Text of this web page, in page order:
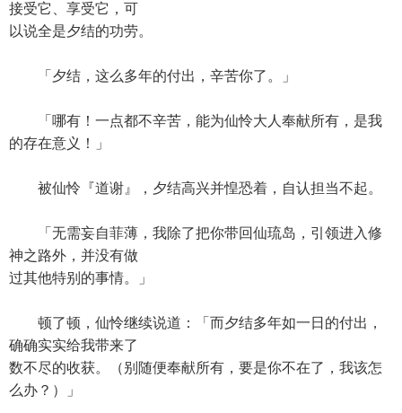
接受它、享受它，可
以说全是夕结的功劳。
「夕结，这么多年的付出，辛苦你了。」
「哪有！一点都不辛苦，能为仙怜大人奉献所有，是我
的存在意义！」
被仙怜『道谢』，夕结高兴并惶恐着，自认担当不起。
「无需妄自菲薄，我除了把你带回仙琉岛，引领进入修
神之路外，并没有做
过其他特别的事情。」
顿了顿，仙怜继续说道：「而夕结多年如一日的付出，
确确实实给我带来了
数不尽的收获。（别随便奉献所有，要是你不在了，我该怎
么办？）」